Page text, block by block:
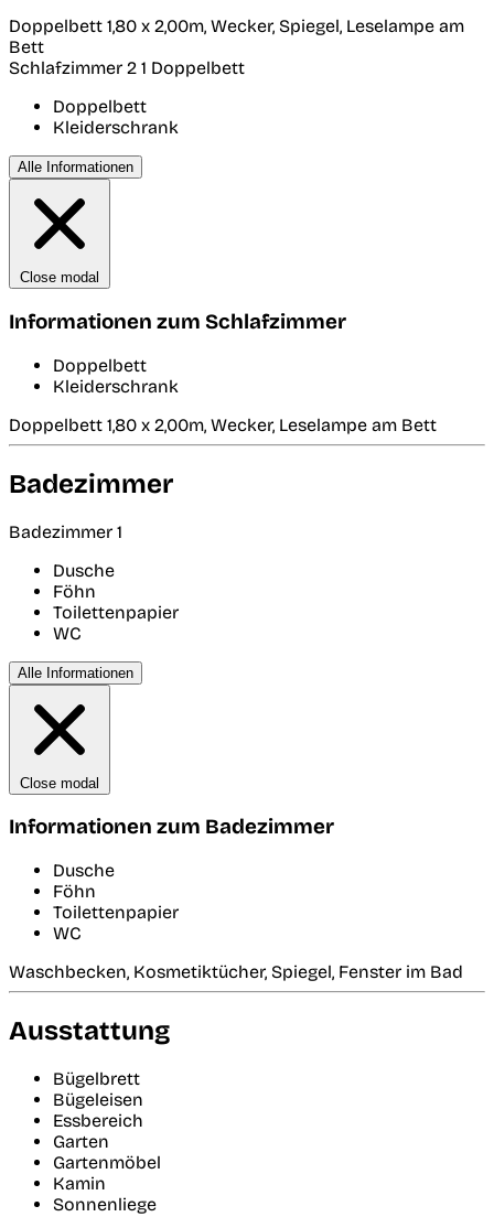
Doppelbett 1,80 x 2,00m, Wecker, Spiegel, Leselampe am
Bett
Schlafzimmer 2 1 Doppelbett
Doppelbett
Kleiderschrank
Alle Informationen
Close modal
Informationen zum Schlafzimmer
Doppelbett
Kleiderschrank
Doppelbett 1,80 x 2,00m, Wecker, Leselampe am Bett
Badezimmer
Badezimmer 1
Dusche
Föhn
Toilettenpapier
WC
Alle Informationen
Close modal
Informationen zum Badezimmer
Dusche
Föhn
Toilettenpapier
WC
Waschbecken, Kosmetiktücher, Spiegel, Fenster im Bad
Ausstattung
Bügelbrett
Bügeleisen
Essbereich
Garten
Gartenmöbel
Kamin
Sonnenliege